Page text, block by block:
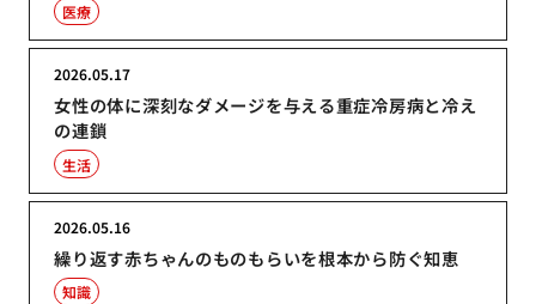
医療
女性の体に深刻なダメージを与える重症冷房病と冷え
の連鎖
2026.05.17
生活
繰り返す赤ちゃんのものもらいを根本から防ぐ知恵
2026.05.16
知識